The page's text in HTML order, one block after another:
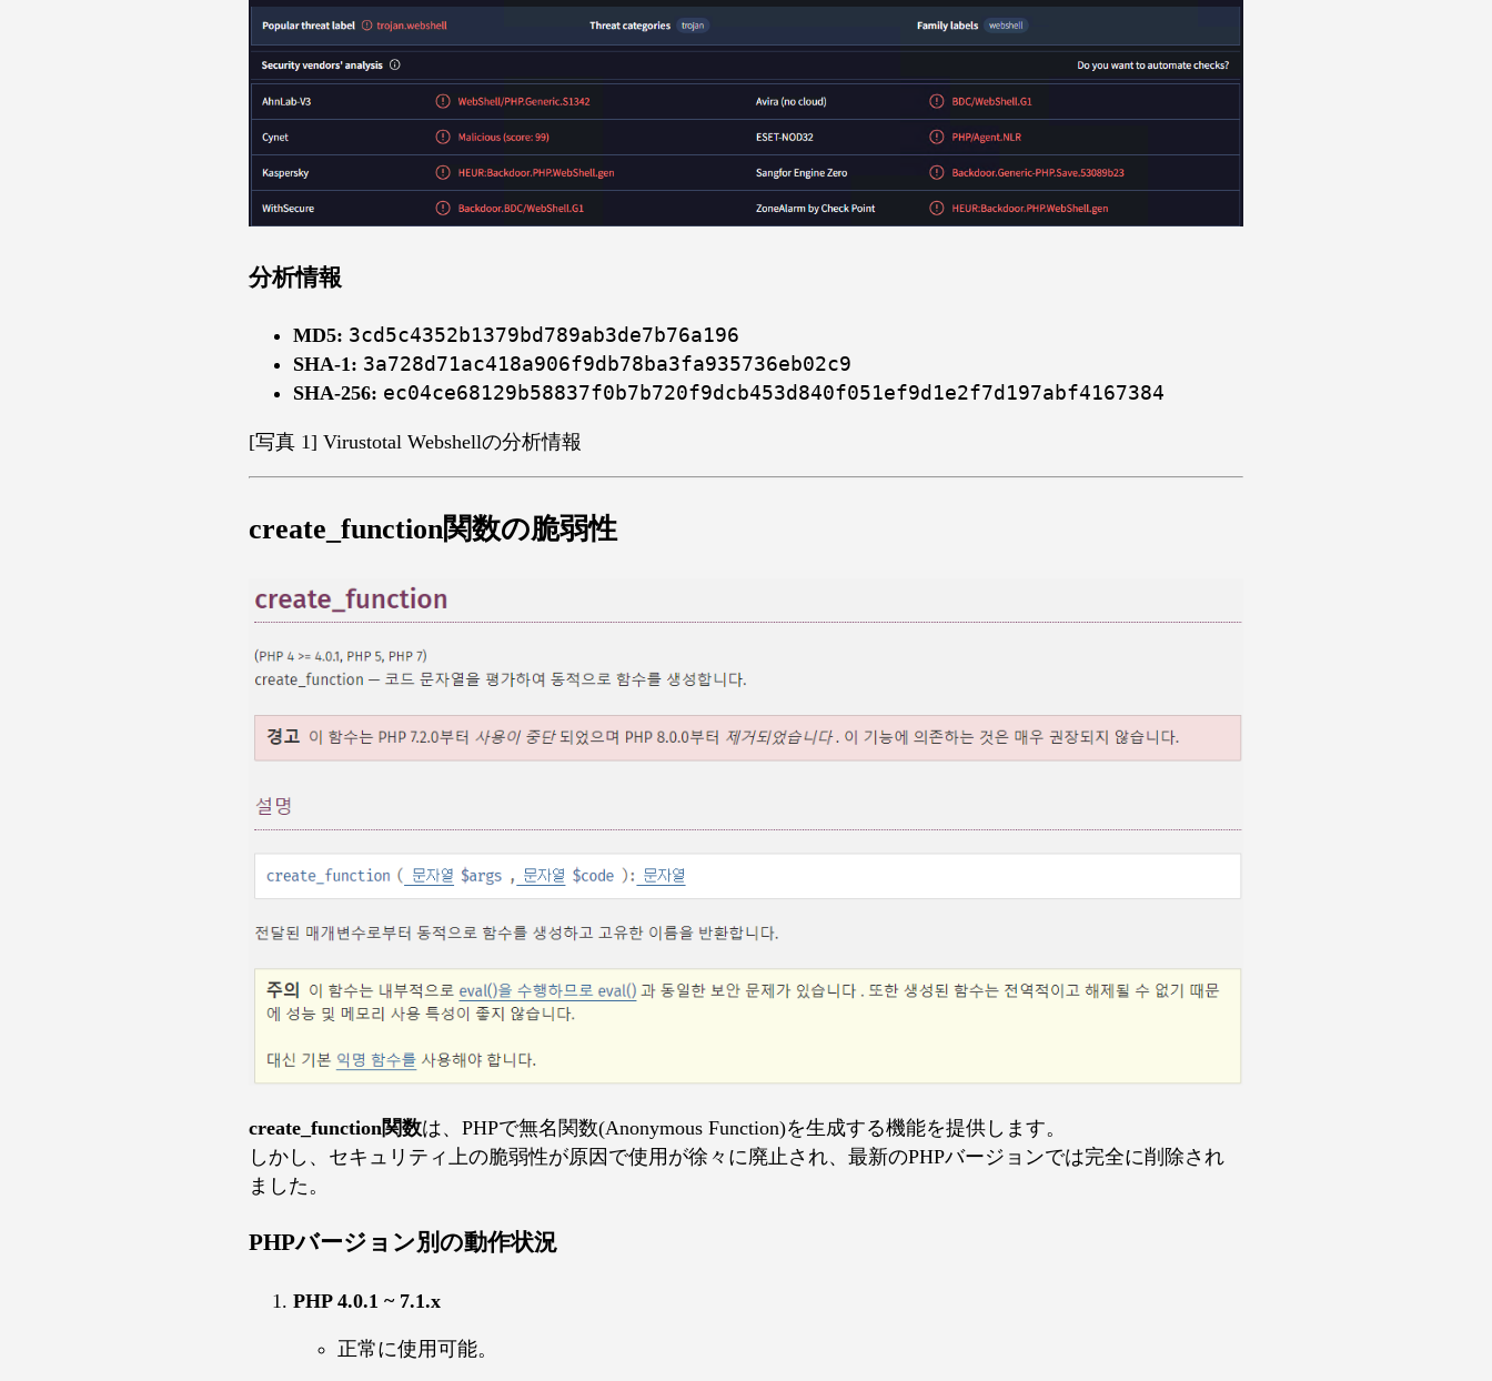
分析情報
MD5: 3cd5c4352b1379bd789ab3de7b76a196
SHA-1: 3a728d71ac418a906f9db78ba3fa935736eb02c9
SHA-256: ec04ce68129b58837f0b7b720f9dcb453d840f051ef9d1e2f7d197abf4167384
[写真 1] Virustotal Webshellの分析情報
create_function関数の脆弱性
create_function関数は、PHPで無名関数(Anonymous Function)を生成する機能を提供します。
しかし、セキュリティ上の脆弱性が原因で使用が徐々に廃止され、最新のPHPバージョンでは完全に削除され
ました。
PHPバージョン別の動作状況
PHP 4.0.1 ~ 7.1.x
正常に使用可能。